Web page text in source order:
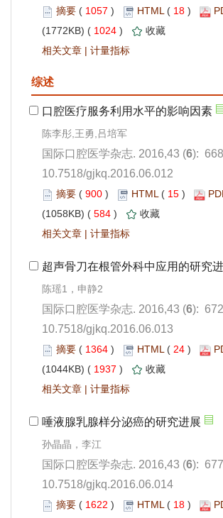
1057 ) 18 )
1024 )
|
):
10.7518/gjkq.2016.06.012
900 ) 15 )
584 )
|
):
10.7518/gjkq.2016.06.013
1364 ) 24 )
1937 )
|
):
10.7518/gjkq.2016.06.014
1622 ) 18 )